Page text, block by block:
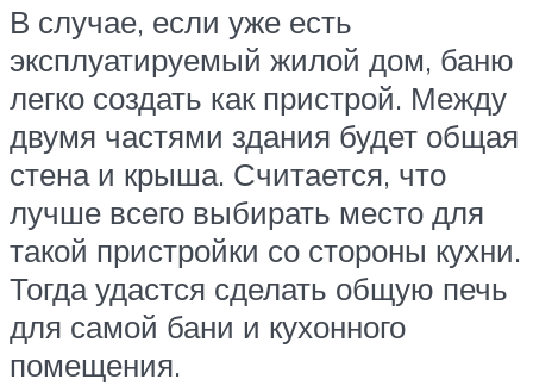
В случае, если уже есть
эксплуатируемый жилой дом, баню
легко создать как пристрой. Между
двумя частями здания будет общая
стена и крыша. Считается, что
лучше всего выбирать место для
такой пристройки со стороны кухни.
Тогда удастся сделать общую печь
для самой бани и кухонного
помещения.